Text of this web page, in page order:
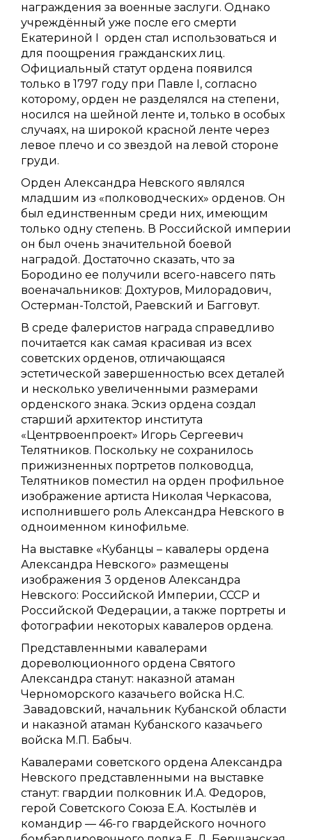
награждения за военные заслуги. Однако
учреждённый уже после его смерти
Екатериной I орден стал использоваться и
для поощрения гражданских лиц.
Официальный статут ордена появился
только в 1797 году при Павле I, согласно
которому, орден не разделялся на степени,
носился на шейной ленте и, только в особых
случаях, на широкой красной ленте через
левое плечо и со звездой на левой стороне
груди.
Орден Александра Невского являлся
младшим из «полководческих» орденов. Он
был единственным среди них, имеющим
только одну степень. В Российской империи
он был очень значительной боевой
наградой. Достаточно сказать, что за
Бородино ее получили всего-навсего пять
военачальников: Дохтуров, Милорадович,
Остерман-Толстой, Раевский и Багговут.
В среде фалеристов награда справедливо
почитается как самая красивая из всех
советских орденов, отличающаяся
эстетической завершенностью всех деталей
и несколько увеличенными размерами
орденского знака. Эскиз ордена создал
старший архитектор института
«Центрвоенпроект» Игорь Сергеевич
Телятников. Поскольку не сохранилось
прижизненных портретов полководца,
Телятников поместил на орден профильное
изображение артиста Николая Черкасова,
исполнившего роль Александра Невского в
одноименном кинофильме.
На выставке «Кубанцы – кавалеры ордена
Александра Невского» размещены
изображения 3 орденов Александра
Невского: Российской Империи, СССР и
Российской Федерации, а также портреты и
фотографии некоторых кавалеров ордена.
Представленными кавалерами
дореволюционного ордена Святого
Александра станут: наказной атаман
Черноморского казачьего войска Н.С.
Завадовский, начальник Кубанской области
и наказной атаман Кубанского казачьего
войска М.П. Бабыч.
Кавалерами советского ордена Александра
Невского представленными на выставке
станут: гвардии полковник И.А. Федоров,
герой Советского Союза Е.А. Костылёв и
командир — 46-го гвардейского ночного